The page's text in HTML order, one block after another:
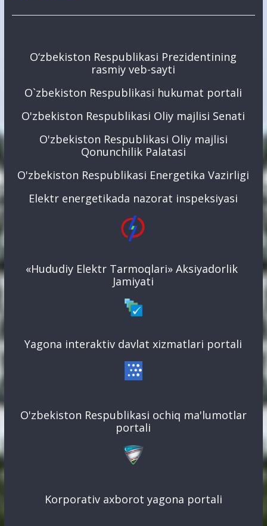
O‘zbekiston Respublikasi Prezidentining
rasmiy veb-sayti
O`zbekiston Respublikasi hukumat portali
O'zbekiston Respublikasi Oliy majlisi Senati
O'zbekiston Respublikasi Oliy majlisi
Qonunchilik Palatasi
O'zbekiston Respublikasi Energetika Vazirligi
Elektr energetikada nazorat inspeksiyasi
«Hududiy Elektr Tarmoqlari» Aksiyadorlik
Jamiyati
Yagona interaktiv davlat xizmatlari portali
O'zbekiston Respublikasi ochiq ma'lumotlar
portali
Korporativ axborot yagona portali